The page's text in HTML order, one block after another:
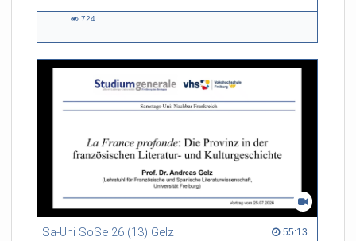
724
Sa-Uni SoSe 26 (13) Gelz 55:13
55:13 duration